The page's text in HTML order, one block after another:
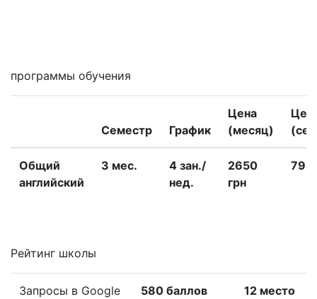
программы обучения
Семестр График
Цена
(месяц)
Общий
английский
3 меc.
4 зан./
нед.
2650
грн
Рейтинг школы
Запросы в Google 580 баллов 12 место